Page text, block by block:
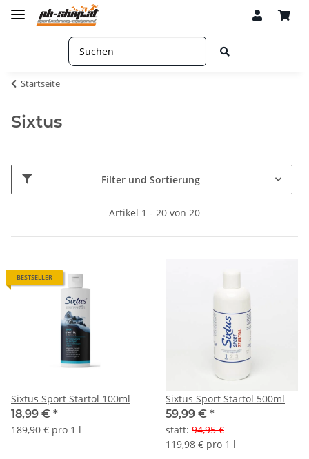
Startseite
Sixtus
Filter und Sortierung
Artikel 1 - 20 von 20
BESTSELLER
Sixtus Sport Startöl 100ml
18,99 € *
189,90 € pro 1 l
Sixtus Sport Startöl 500ml
59,99 € *
statt: 94,95 €
119,98 € pro 1 l